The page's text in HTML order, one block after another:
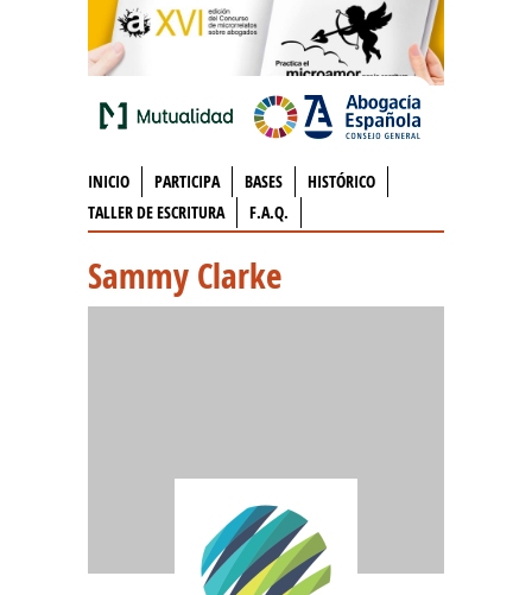
INICIO PARTICIPA BASES
HISTÓRICO
TALLER DE ESCRITURA
F.A.Q.
Sammy Clarke